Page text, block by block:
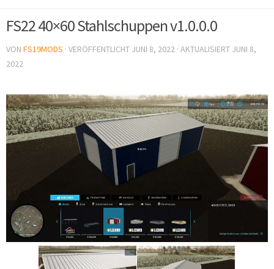
FS22 40×60 Stahlschuppen v1.0.0.0
VON FS19MODS · VERÖFFENTLICHT JUNI 8, 2022 · AKTUALISIERT JUNI 8,
2022